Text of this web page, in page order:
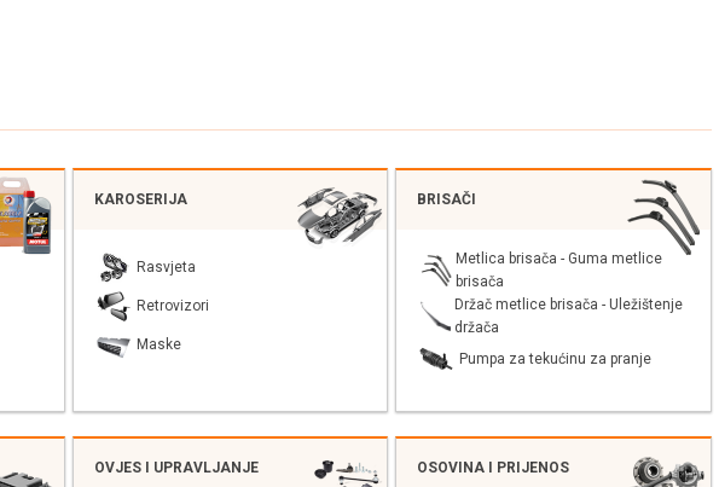
KAROSERIJA
Rasvjeta
Retrovizori
Maske
BRISAČI
Metlica brisača - Guma metlice
brisača
Držač metlice brisača - Uležištenje
držača
Pumpa za tekućinu za pranje
OVJES I UPRAVLJANJE OSOVINA I PRIJENOS